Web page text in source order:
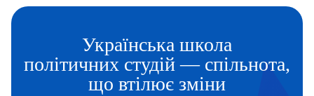
Українська школа
політичних студій — спільнота,
що втілює зміни